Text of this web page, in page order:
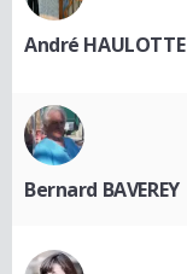
André HAULOTTE
Bernard BAVEREY